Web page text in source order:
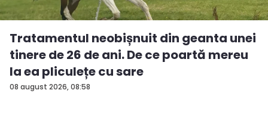
08 august 2026, 08:58
Tratamentul neobișnuit din geanta unei
tinere de 26 de ani. De ce poartă mereu
la ea pliculețe cu sare